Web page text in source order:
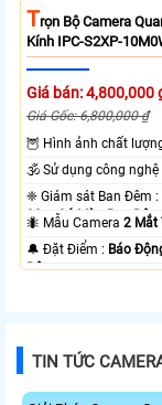
TRọn Bộ Camera
Kính IPC-S2XP-
Giá bán: 4,800,000
Giá Gốc: 6,800,000 ₫
🦉 Hình ảnh chất
❈ Giám sát Ban Đêm :
20m Có Màu Ban
🐜 Mẫu Camera2 Mắt
️🔔 Đặt Điểm : Báo
Động.
TIN TỨC